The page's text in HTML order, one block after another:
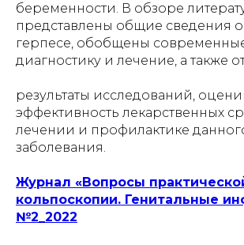
беременности. В обзоре
представлены общие сведения
герпесе, обобщены
диагностику и лечение, а также
результаты исследований,
эффективность лекарственных
лечении и профилактике
заболевания.
Журнал «Вопросы
кольпоскопии. Генитальные
№2_2022